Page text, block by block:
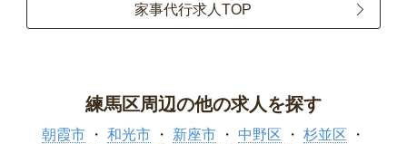
家事代行求人TOP
練馬区周辺の他の求人を探す
朝霞市 和光市 新座市 中野区
杉並区